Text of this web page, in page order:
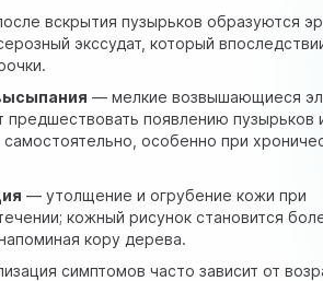
вскрытия пузырьков образуются
экссудат, который
— мелкие возвышающиеся
предшествовать появлению пузырьков
особенно при
— утолщение и огрубение кожи при
кожный рисунок становится
кору дерева.
симптомов часто зависит от